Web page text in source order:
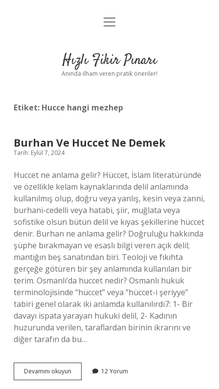
Anasayfa
Yasal Uyarı
menüyü
Hızlı Fikir Pınarı
Anında ilham veren pratik öneriler!
Etiket: Hucce hangi mezhep
Burhan Ve Huccet Ne Demek
Tarih: Eylül 7, 2024
Huccet ne anlama gelir? Hüccet, İslam literatüründe
ve özellikle kelam kaynaklarında delil anlamında
kullanılmış olup, doğru veya yanlış, kesin veya zanni,
burhani-cedelli veya hatabi, şiir, muğlata veya
sofistike olsun bütün delil ve kıyas şekillerine hüccet
denir. Burhan ne anlama gelir? Doğruluğu hakkında
şüphe bırakmayan ve esaslı bilgi veren açık delil;
mantığın beş sanatından biri. Teoloji ve fıkıhta
gerçeğe götüren bir şey anlamında kullanılan bir
terim. Osmanlı’da huccet nedir? Osmanlı hukuk
terminolojisinde “hüccet” veya “hüccet-i şeriyye”
tabiri genel olarak iki anlamda kullanılırdı7: 1- Bir
davayı ispata yarayan hukuki delil, 2- Kadının
huzurunda verilen, taraflardan birinin ikrarını ve
diğer tarafın da bu…
Devamını okuyun
Ve
12 Yorum